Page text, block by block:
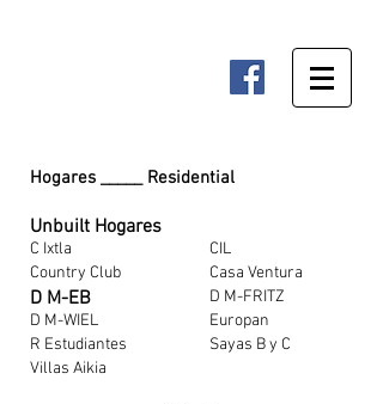
Hogares _____ Residential
C Ixtla
Unbuilt Hogares
Country Club
D M-WIEL
D M-EB
R Estudiantes
CIL
Casa Ventura
D M-FRITZ
Europan
Sayas B y C
Villas Aikia